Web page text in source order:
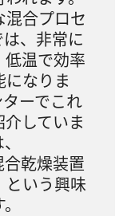
混合プロセ
、非常に
低温で効率
になりま
ーでこれ
していま
乾燥装置
という興味